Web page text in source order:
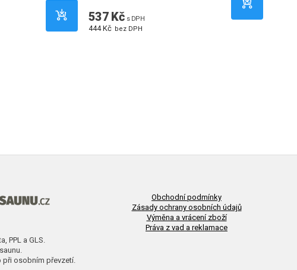
537 Kč s DPH
444 Kč bez DPH
PPL a GLS.
při osobním převzetí.
Obchodní podmínky
Zásady ochrany osobních údajů
Výměna a vrácení zboží
Práva z vad a reklamace